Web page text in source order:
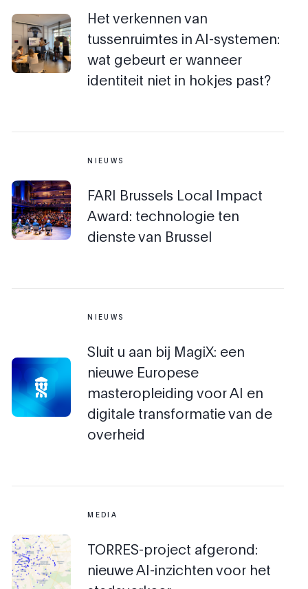
Het verkennen van
tussenruimtes in AI-systemen:
wat gebeurt er wanneer
identiteit niet in hokjes past?
NIEUWS
FARI Brussels Local Impact
Award: technologie ten
dienste van Brussel
NIEUWS
Sluit u aan bij MagiX: een
nieuwe Europese
masteropleiding voor AI en
digitale transformatie van de
overheid
MEDIA
TORRES-project afgerond:
nieuwe AI-inzichten voor het